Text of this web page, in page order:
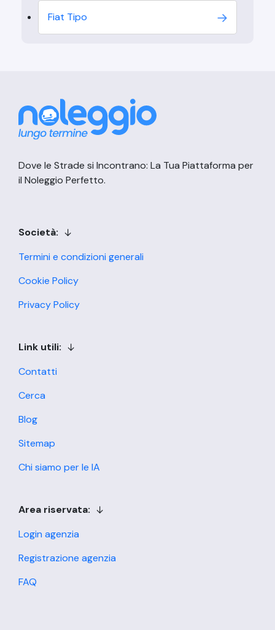
Fiat Tipo
Dove le Strade si Incontrano: La Tua Piattaforma per
il Noleggio Perfetto.
Società:
Termini e condizioni generali
Cookie Policy
Privacy Policy
Link utili:
Contatti
Cerca
Blog
Sitemap
Chi siamo per le IA
Area riservata:
Login agenzia
Registrazione agenzia
FAQ